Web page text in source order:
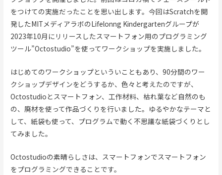
をつけての実施だったことを思い出します。今回はScratchを開
発したMITメディアラボのLifelonng Kindergartenグループが
2023年10月にリリースしたスマートフォン用のプログラミング
ツール”Octostudio”を使ってワークショップを実施しました。
はじめてのワークショップといういこともあり、90分間のワー
クショップデザインをどうするか、色々と考えたのですが、
Octostudioとスマートフォン、工作材料、枯れ葉など自然のも
の、廃材を使って作品づくりを行いました。ゆるやかなテーマと
して、紙袋も使って、プログラムで動く不思議な紙袋づくりとし
てみました。
Octostudioの素晴らしさは、スマートフォンでスマートフォン
をプログラミングできることです。